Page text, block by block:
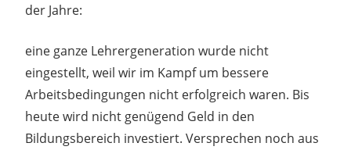
der Jahre:
eine ganze Lehrergeneration wurde nicht
eingestellt, weil wir im Kampf um bessere
Arbeitsbedingungen nicht erfolgreich waren. Bis
heute wird nicht genügend Geld in den
Bildungsbereich investiert. Versprechen noch aus